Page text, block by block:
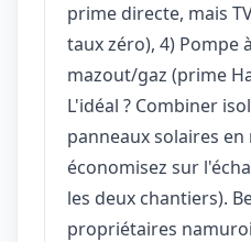
prime directe, mais
taux zéro), 4) Pompe
mazout/gaz (prime
L'idéal ? Combiner
panneaux solaires
économisez sur
les deux chantiers).
propriétaires